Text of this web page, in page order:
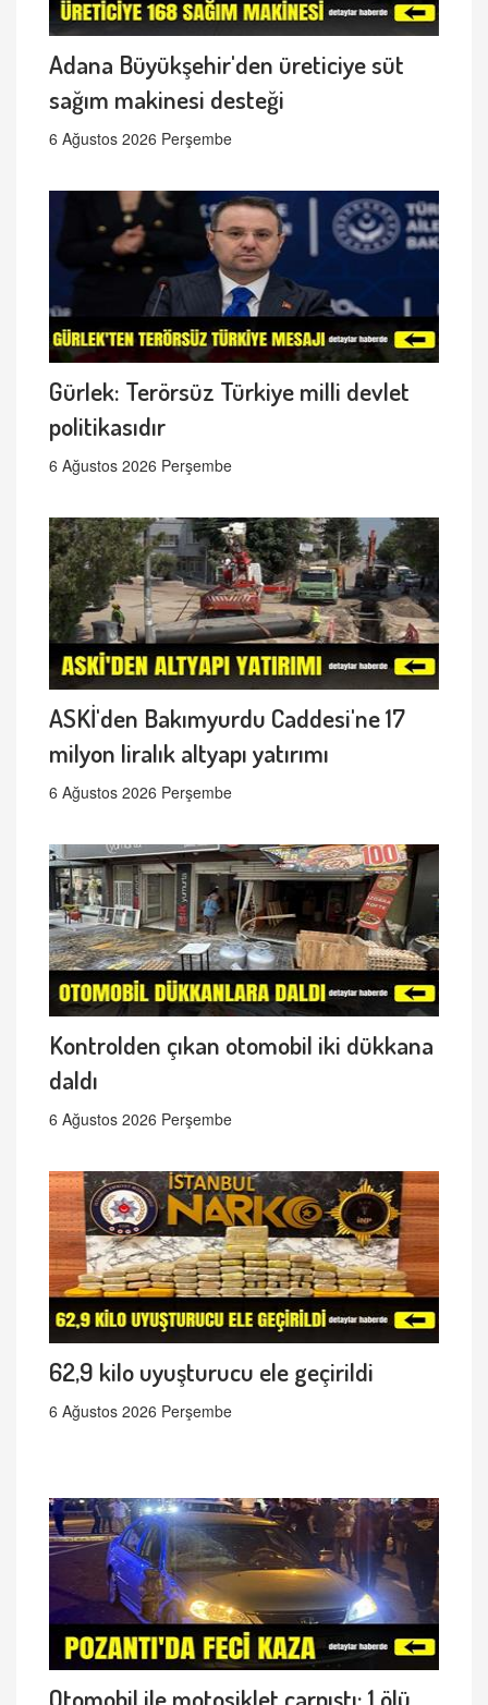
Adana Büyükşehir'den üreticiye süt
sağım makinesi desteği
6 Ağustos 2026 Perşembe
Gürlek: Terörsüz Türkiye milli devlet
politikasıdır
6 Ağustos 2026 Perşembe
ASKİ'den Bakımyurdu Caddesi'ne 17
milyon liralık altyapı yatırımı
6 Ağustos 2026 Perşembe
Kontrolden çıkan otomobil iki dükkana
daldı
6 Ağustos 2026 Perşembe
62,9 kilo uyuşturucu ele geçirildi
6 Ağustos 2026 Perşembe
Otomobil ile motosiklet çarpıştı: 1 ölü